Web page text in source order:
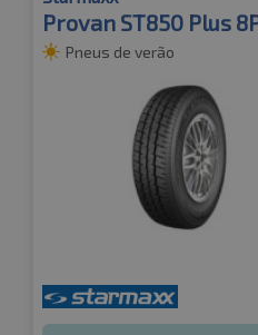
Provan ST850 Plus
Pneus de verão